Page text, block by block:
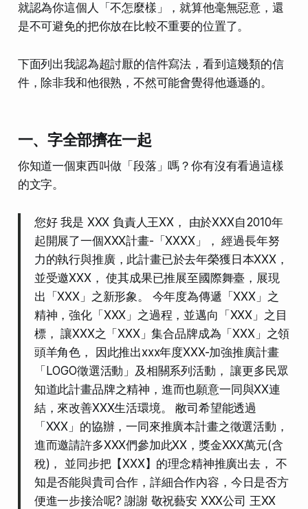
就認為你這個人「不怎麼樣」，就算他毫無惡意，還
是不可避免的把你放在比較不重要的位置了。
下面列出我認為超討厭的信件寫法，看到這幾類的信
件，除非我和他很熟，不然可能會覺得他遜遜的。
一、字全部擠在一起
你知道一個東西叫做「段落」嗎？你有沒有看過這樣
的文字。
您好 我是 XXX 負責人王XX， 由於XXX自2010年
起開展了一個XXX計畫-「XXXX」， 經過長年努
力的執行與推廣，此計畫已於去年榮獲日本XXX，
並受邀XXX， 使其成果已推展至國際舞臺，展現
出「XXX」之新形象。 今年度為傳遞「XXX」之
精神，強化「XXX」之過程，並邁向「XXX」之目
標， 讓XXX之「XXX」集合品牌成為「XXX」之領
頭羊角色， 因此推出xxx年度XXX-加強推廣計畫
「LOGO徵選活動」及相關系列活動， 讓更多民眾
知道此計畫品牌之精神，進而也願意一同與XX連
結，來改善XXX生活環境。 敝司希望能透過
「XXX」的協辦，一同來推廣本計畫之徵選活動，
進而邀請許多XXX們參加此XX，獎金XXX萬元(含
稅)， 並同步把【XXX】的理念精神推廣出去， 不
知是否能與貴司合作，詳細合作內容，今日是否方
便進一步接洽呢? 謝謝 敬祝藝安 XXX公司 王XX